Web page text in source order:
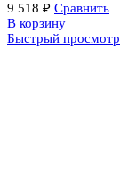
9 518 ₽ Сравнить
В корзину
Быстрый просмотр